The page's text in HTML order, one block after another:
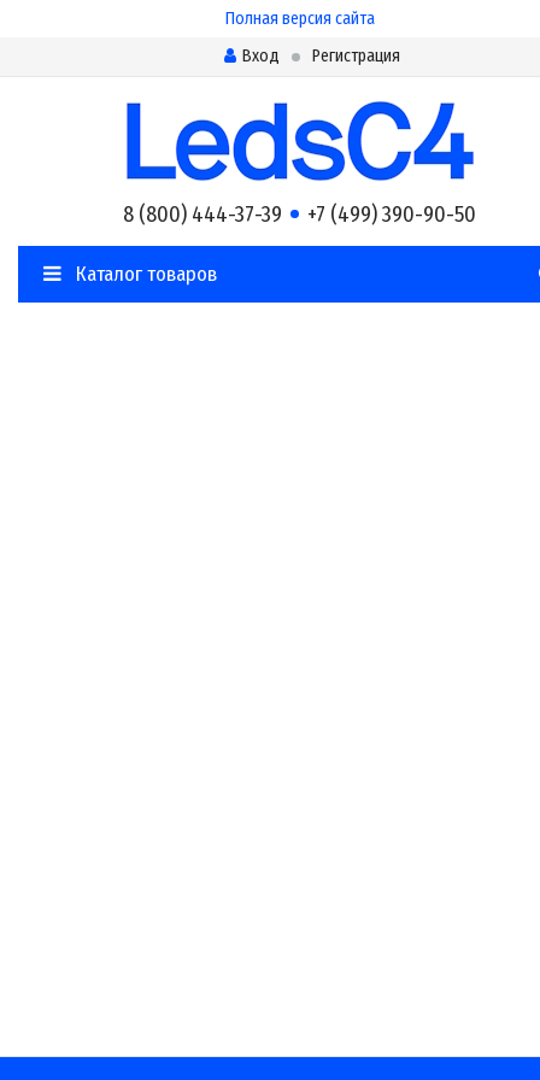
Полная версия сайта
Вход
Регистрация
8 (800) 444-37-39 +7 (499) 390-90-50
Каталог товаров